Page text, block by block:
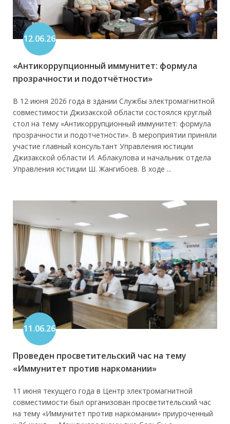
12.06.26
«Антикоррупционный иммунитет: формула
прозрачности и подотчётности»
В 12 июня 2026 года в здании Службы электромагнитной
совместимости Джизакской области состоялся круглый
стол на тему «Антикоррупционный иммунитет: формула
прозрачности и подотчетности». В мероприятии приняли
участие главный консультант Управления юстиции
Джизакской области И. Аблакулова и начальник отдела
Управления юстиции Ш. Жангибоев. В ходе ...
11.06.26
Проведен просветительский час на тему
«Иммунитет против наркомании»
11 июня текущего года в Центр электромагнитной
совместимости был организован просветительский час
на тему «Иммунитет против наркомании» приуроченный